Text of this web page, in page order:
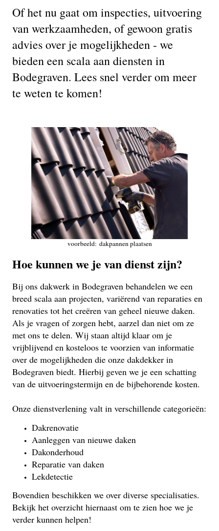
Of het nu gaat om inspecties, uitvoering
van werkzaamheden, of gewoon gratis
advies over je mogelijkheden - we
bieden een scala aan diensten in
Bodegraven. Lees snel verder om meer
te weten te komen!
voorbeeld: dakpannen plaatsen
Hoe kunnen we je van dienst zijn?
Bij ons dakwerk in Bodegraven behandelen we een
breed scala aan projecten, variërend van reparaties en
renovaties tot het creëren van geheel nieuwe daken.
Als je vragen of zorgen hebt, aarzel dan niet om ze
met ons te delen. Wij staan altijd klaar om je
vrijblijvend en kosteloos te voorzien van informatie
over de mogelijkheden die onze dakdekker in
Bodegraven biedt. Hierbij geven we je een schatting
van de uitvoeringstermijn en de bijbehorende kosten.
Onze dienstverlening valt in verschillende categorieën:
Dakrenovatie
Aanleggen van nieuwe daken
Dakonderhoud
Reparatie van daken
Lekdetectie
Bovendien beschikken we over diverse specialisaties.
Bekijk het overzicht hiernaast om te zien hoe we je
verder kunnen helpen!